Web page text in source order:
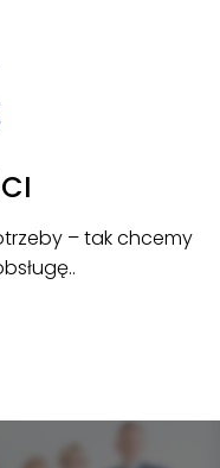
– tak chcemy